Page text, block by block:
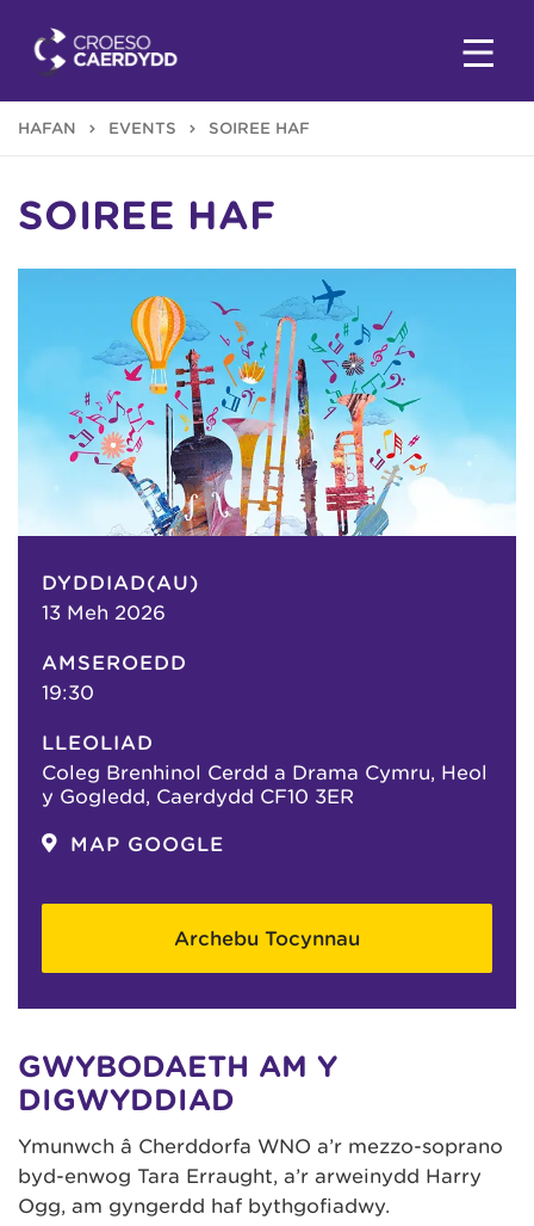
HAFAN EVENTS SOIREE HAF
SOIREE HAF
DYDDIAD(AU)
13 Meh 2026
AMSEROEDD
19:30
LLEOLIAD
Coleg Brenhinol Cerdd a Drama Cymru, Heol
y Gogledd, Caerdydd CF10 3ER
MAP GOOGLE
Archebu Tocynnau
GWYBODAETH AM Y
DIGWYDDIAD
Ymunwch â Cherddorfa WNO a’r mezzo-soprano
byd-enwog Tara Erraught, a’r arweinydd Harry
Ogg, am gyngerdd haf bythgofiadwy.